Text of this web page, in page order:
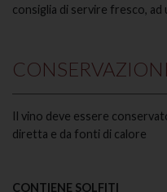
consiglia di servire fresco, ad
Il vino deve essere
diretta e da fonti di calore
CONTIENE SOLFITI